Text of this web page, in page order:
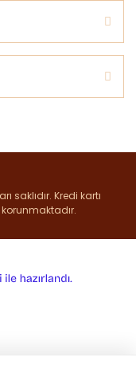
saklıdır. Kredi kartı
korunmaktadır.
e-